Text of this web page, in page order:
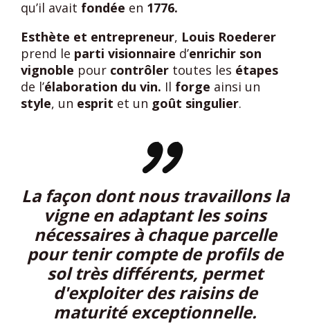
qu’il avait fondée en 1776.
Esthète et entrepreneur, Louis Roederer
prend le parti visionnaire d’enrichir son
vignoble pour contrôler toutes les étapes
de l’élaboration du vin. Il forge ainsi un
style, un esprit et un goût singulier.
La façon dont nous travaillons la
vigne en adaptant les soins
nécessaires à chaque parcelle
pour tenir compte de profils de
sol très différents, permet
d'exploiter des raisins de
maturité exceptionnelle.